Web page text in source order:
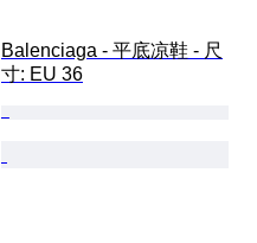
Balenciaga - 平底凉鞋 - 尺
寸: EU 36